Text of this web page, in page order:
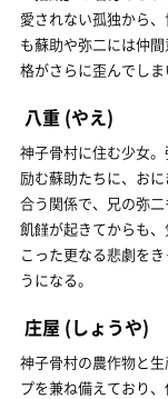
愛されない孤独から
も蘇助や弥二には仲
格がさらに歪んでし
八重 (やえ)
神子骨村に住む少女
励む蘇助たちに、お
合う関係で、兄の弥
飢饉が起きてからも
こった更なる悲劇を
うになる。
庄屋 (しょうや)
神子骨村の農作物と
プを兼ね備えており